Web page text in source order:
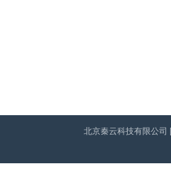
北京秦云科技有限公司